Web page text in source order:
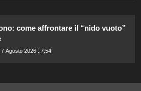
come affrontare il “nido vuoto”
7 Agosto 2026 : 7:54